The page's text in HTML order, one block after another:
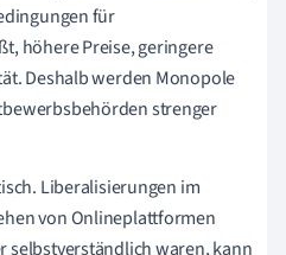
für
höhere Preise, geringere
Deshalb werden Monopole
strenger
Liberalisierungen im
von Onlineplattformen
selbstverständlich waren, kann